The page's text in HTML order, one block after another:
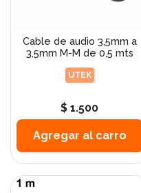
Cable de audio 3,5mm a
3,5mm M-M de 0,5 mts
UTEK
$ 1.500
Agregar al carro